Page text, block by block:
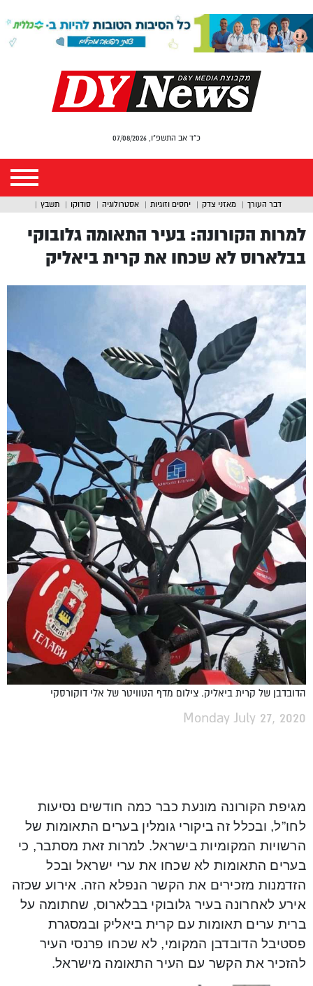
כ"ד אב התשפ"ו, 07/08/2026
דבר העורך מאזני צדק יחסים וזוגיות אסטרולוגיה סודוקו תשבץ
למרות הקורונה: בעיר התאומה גלובוקי
בבלארוס לא שכחו את קרית ביאליק
הדובדבן של קרית ביאליק. צילום מדף הטוויטר של אלי דוקורסקי
Monday July 27, 2020
מגיפת הקורונה מונעת כבר כמה חודשים נסיעות
לחו”ל, ובכלל זה ביקורי גומלין בערים התאומות של
הרשויות המקומיות בישראל. למרות זאת מסתבר, כי
בערים התאומות לא שכחו את ערי ישראל ובכל
הזדמנות מזכירים את הקשר הנפלא הזה. אירוע שכזה
אירע לאחרונה בעיר גלובוקי בבלארוס, שחתומה על
ברית ערים תאומות עם קרית ביאליק ובמסגרת
פסטיבל הדובדבן המקומי, לא שכחו פרנסי העיר
להזכיר את הקשר עם העיר התאומה מישראל.